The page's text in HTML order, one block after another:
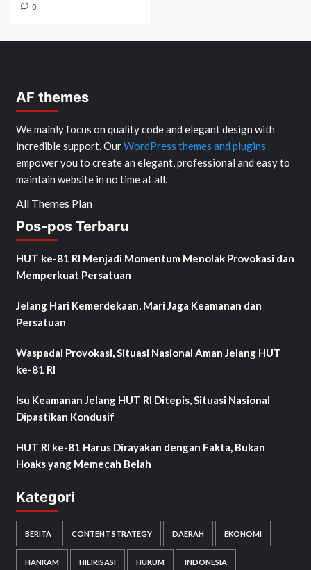
0
AF themes
We mainly focus on quality code and elegant design with
incredible support. OurWordPress themes and plugins
empower you to create an elegant, professional and easy to
maintain website in no time at all.
All Themes Plan
Pos-pos Terbaru
HUT ke-81 RI Menjadi Momentum Menolak Provokasi dan
Memperkuat Persatuan
Jelang Hari Kemerdekaan, Mari Jaga Keamanan dan
Persatuan
Waspadai Provokasi, Situasi Nasional Aman Jelang HUT
ke-81 RI
Isu Keamanan Jelang HUT RI Ditepis, Situasi Nasional
Dipastikan Kondusif
HUT RI ke-81 Harus Dirayakan dengan Fakta, Bukan
Hoaks yang Memecah Belah
Kategori
BERITA CONTENT STRATEGY DAERAH EKONOMI
HANKAM HILIRISASI HUKUM INDONESIA